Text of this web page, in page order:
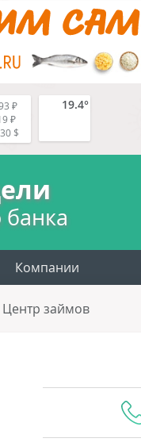
₽
₽
$
19.4°
банка
Компании
Центр займов